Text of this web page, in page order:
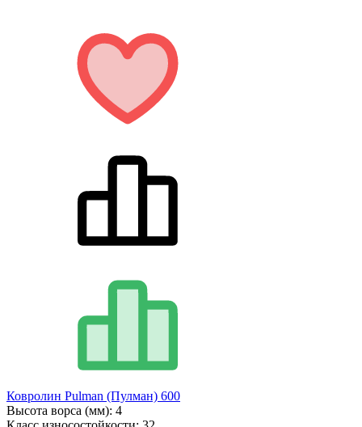
Ковролин Pulman (Пулман) 600
Высота ворса (мм): 4